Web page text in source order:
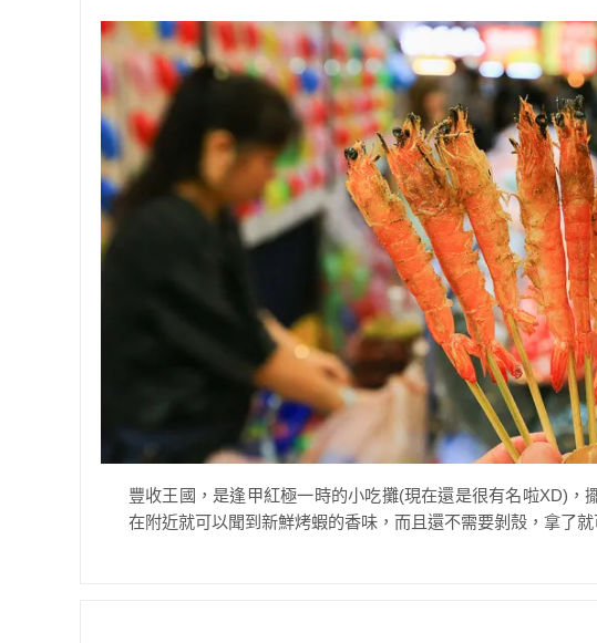
豐收王國，是逢甲紅極一時的小吃攤(現在還是很有名啦XD)，
在附近就可以聞到新鮮烤蝦的香味，而且還不需要剝殼，拿了就